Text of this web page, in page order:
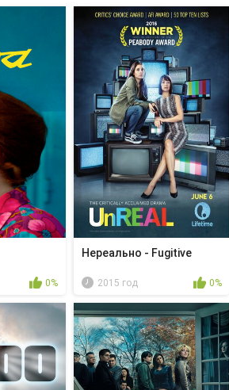
0%
Нереально - Fugitive
2015 год 0%